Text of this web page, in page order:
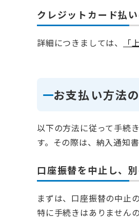
クレジットカード払
詳細につきましては、 「
お支払い方法
以下の方法に従って手続
す。その際は、納入通知
口座振替を中止し、
まずは、口座振替の中止
特に手続きはありません